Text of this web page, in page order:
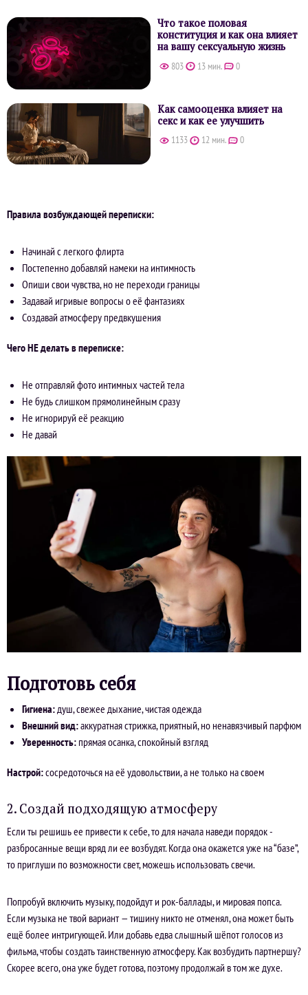
Что такое половая
конституция и как она влияет
на вашу сексуальную жизнь
803 13 мин. 0
Как самооценка влияет на
секс и как ее улучшить
1133 12 мин. 0
Правила возбуждающей переписки:
Начинай с легкого флирта
Постепенно добавляй намеки на интимность
Опиши свои чувства, но не переходи границы
Задавай игривые вопросы о её фантазиях
Создавай атмосферу предвкушения
Чего НЕ делать в переписке:
Не отправляй фото интимных частей тела
Не будь слишком прямолинейным сразу
Не игнорируй её реакцию
Не давай
Подготовь себя
Гигиена:душ, свежее дыхание, чистая одежда
Внешний вид:аккуратная стрижка, приятный, но ненавязчивый парфюм
Уверенность: прямая осанка, спокойный взгляд
Настрой:сосредоточься на её удовольствии, а не только на своем
2. Создай подходящую атмосферу
Если ты решишь ее привести к себе, то для начала наведи порядок -
разбросанные вещи вряд ли ее возбудят. Когда она окажется уже на “базе”,
то приглуши по возможности свет, можешь использовать свечи.
Попробуй включить музыку, подойдут и рок-баллады, и мировая попса.
Если музыка не твой вариант — тишину никто не отменял, она может быть
ещё более интригующей. Или добавь едва слышный шёпот голосов из
фильма, чтобы создать таинственную атмосферу. Как возбудить партнершу?
Скорее всего, она уже будет готова, поэтому продолжай в том же духе.